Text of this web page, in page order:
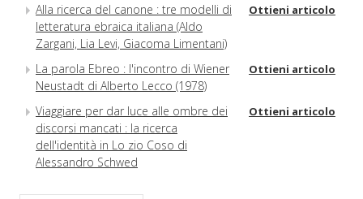
Alla ricerca del canone : tre modelli di
letteratura ebraica italiana (Aldo
Zargani, Lia Levi, Giacoma Limentani)
Ottieni articolo
La parola Ebreo : l'incontro di Wiener
Neustadt di Alberto Lecco (1978)
Ottieni articolo
Viaggiare per dar luce alle ombre dei
discorsi mancati : la ricerca
dell'identità in Lo zio Coso di
Alessandro Schwed
Ottieni articolo